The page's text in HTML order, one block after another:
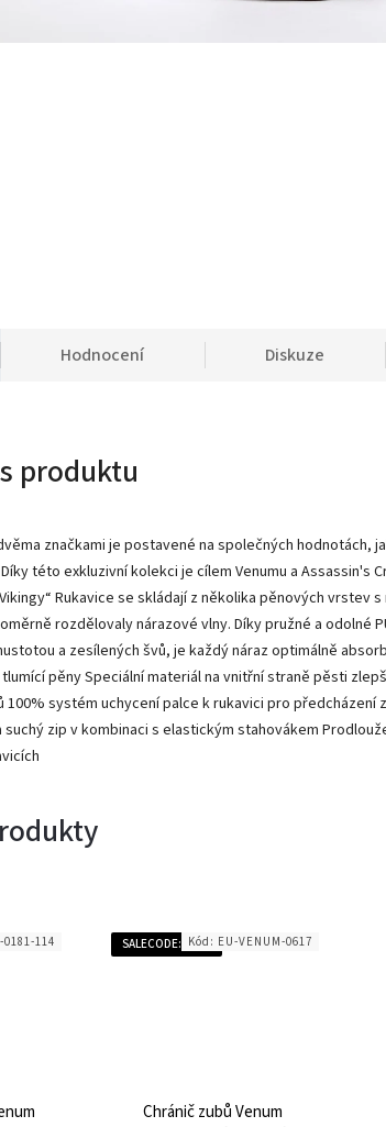
Hodnocení Diskuze
produktu
značkami je postavené na společných hodnotách,
této exkluzivní kolekci je cílem Venumu a Assassin's
Rukavice se skládají z několika pěnových vrstev
rozdělovaly nárazové vlny. Díky pružné a odolné
a zesílených švů, je každý náraz optimálně
pěny Speciální materiál na vnitřní straně pěsti
100% systém uchycení palce k rukavici pro předcházení
suchý zip v kombinaci s elastickým stahovákem
0181-114 SALECODE:SALE20:20:%
Chránič zubů Venum
Kód: EU-VENUM-0617